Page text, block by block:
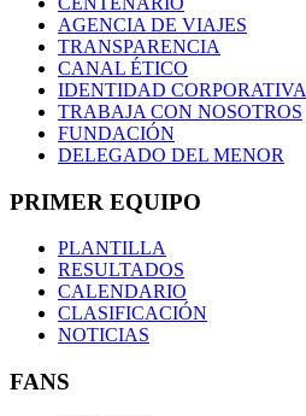
AGENCIA DE VIAJES
TRANSPARENCIA
CANAL ÉTICO
IDENTIDAD CORPORATIVA
TRABAJA CON NOSOTROS
FUNDACIÓN
DELEGADO DEL MENOR
PRIMER EQUIPO
PLANTILLA
RESULTADOS
CALENDARIO
CLASIFICACIÓN
NOTICIAS
FANS